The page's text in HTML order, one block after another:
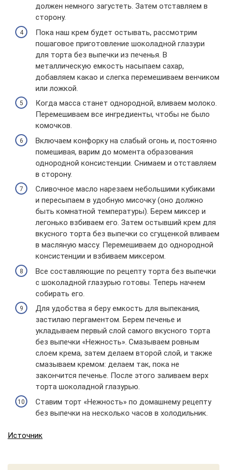
должен немного загустеть. Затем отставляем в
сторону.
Пока наш крем будет остывать, рассмотрим
пошаговое приготовление шоколадной глазури
для торта без выпечки из печенья. В
металлическую емкость насыпаем сахар,
добавляем какао и слегка перемешиваем венчиком
или ложкой.
Когда масса станет однородной, вливаем молоко.
Перемешиваем все ингредиенты, чтобы не было
комочков.
Включаем конфорку на слабый огонь и, постоянно
помешивая, варим до момента образования
однородной консистенции. Снимаем и отставляем
в сторону.
Сливочное масло нарезаем небольшими кубиками
и пересыпаем в удобную мисочку (оно должно
быть комнатной температуры). Берем миксер и
легонько взбиваем его. Затем остывший крем для
вкусного торта без выпечки со сгущенкой вливаем
в масляную массу. Перемешиваем до однородной
консистенции и взбиваем миксером.
Все составляющие по рецепту торта без выпечки
с шоколадной глазурью готовы. Теперь начнем
собирать его.
Для удобства я беру емкость для выпекания,
застилаю пергаментом. Берем печенье и
укладываем первый слой самого вкусного торта
без выпечки «Нежность». Смазываем ровным
слоем крема, затем делаем второй слой, и также
смазываем кремом: делаем так, пока не
закончится печенье. После этого заливаем верх
торта шоколадной глазурью.
Ставим торт «Нежность» по домашнему рецепту
без выпечки на несколько часов в холодильник.
Источник